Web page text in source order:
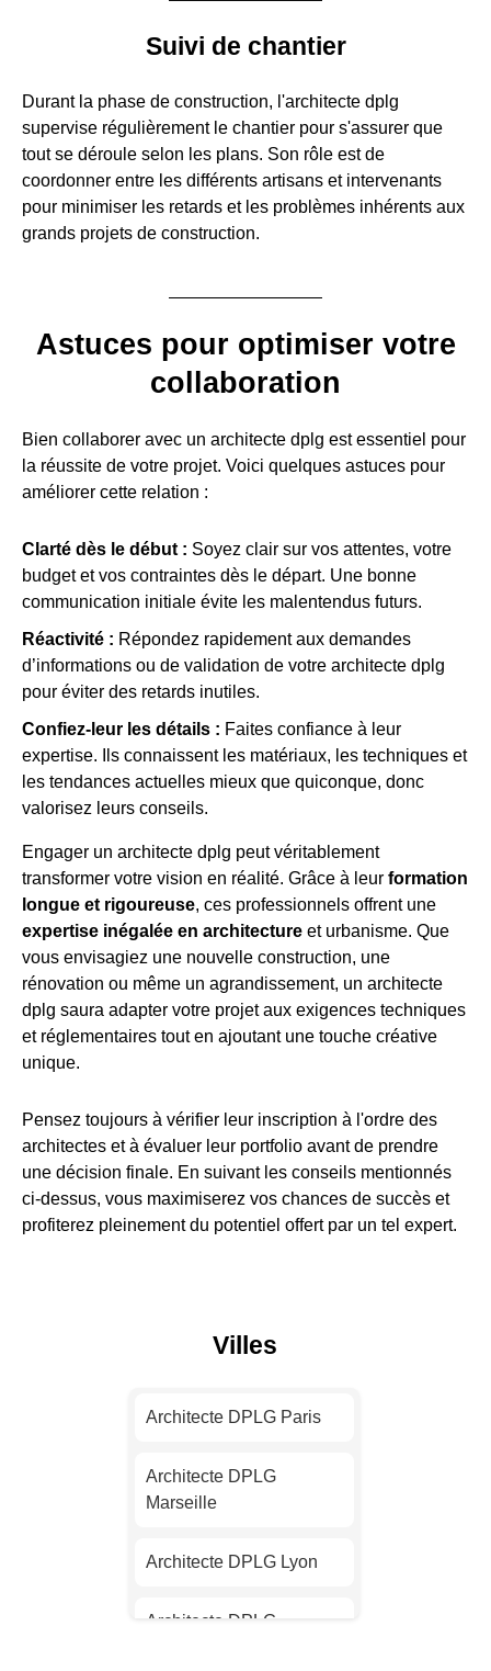
Suivi de chantier
Durant la phase de construction, l'architecte dplg
supervise régulièrement le chantier pour s'assurer que
tout se déroule selon les plans. Son rôle est de
coordonner entre les différents artisans et intervenants
pour minimiser les retards et les problèmes inhérents aux
grands projets de construction.
Astuces pour optimiser votre
collaboration
Bien collaborer avec un architecte dplg est essentiel pour
la réussite de votre projet. Voici quelques astuces pour
améliorer cette relation :
Clarté dès le début : Soyez clair sur vos attentes, votre
budget et vos contraintes dès le départ. Une bonne
communication initiale évite les malentendus futurs.
Réactivité : Répondez rapidement aux demandes
d’informations ou de validation de votre architecte dplg
pour éviter des retards inutiles.
Confiez-leur les détails : Faites confiance à leur
expertise. Ils connaissent les matériaux, les techniques et
les tendances actuelles mieux que quiconque, donc
valorisez leurs conseils.
Engager un architecte dplg peut véritablement
transformer votre vision en réalité. Grâce à leur formation
longue et rigoureuse, ces professionnels offrent une
expertise inégalée en architecture et urbanisme. Que
vous envisagiez une nouvelle construction, une
rénovation ou même un agrandissement, un architecte
dplg saura adapter votre projet aux exigences techniques
et réglementaires tout en ajoutant une touche créative
unique.
Pensez toujours à vérifier leur inscription à l'ordre des
architectes et à évaluer leur portfolio avant de prendre
une décision finale. En suivant les conseils mentionnés
ci-dessus, vous maximiserez vos chances de succès et
profiterez pleinement du potentiel offert par un tel expert.
Villes
Architecte DPLG Paris
Architecte DPLG
Marseille
Architecte DPLG Lyon
Architecte DPLG